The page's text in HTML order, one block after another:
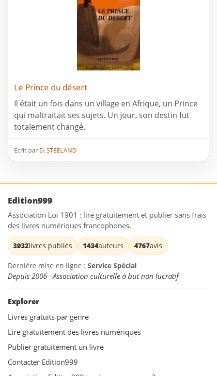
Le Prince du désert
Il était un fois dans un village en Afrique, un Prince
qui maltraitait ses sujets. Un jour, son destin fut
totalement changé.
Ecrit par D. STEELAND
Edition999
Association Loi 1901 : lire gratuitement et publier sans frais
des livres numériques francophones.
3932livres publiés 1434auteurs 4767avis
Dernière mise en ligne : Service Spécial
Depuis 2006 · Association culturelle à but non lucratif
Explorer
Livres gratuits par genre
Lire gratuitement des livres numériques
Publier gratuitement un livre
Contacter Edition999